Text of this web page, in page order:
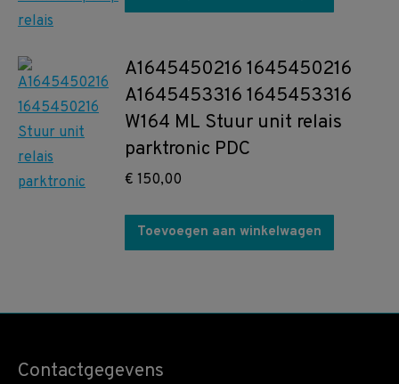
A1645450216 1645450216
A1645453316 1645453316
W164 ML Stuur unit relais
parktronic PDC
€ 150,00
Toevoegen aan winkelwagen
Contactgegevens